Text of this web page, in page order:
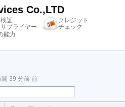
Co.,LTD
検証
サプライヤー
クレジット
チェック
能力
39 分前 前